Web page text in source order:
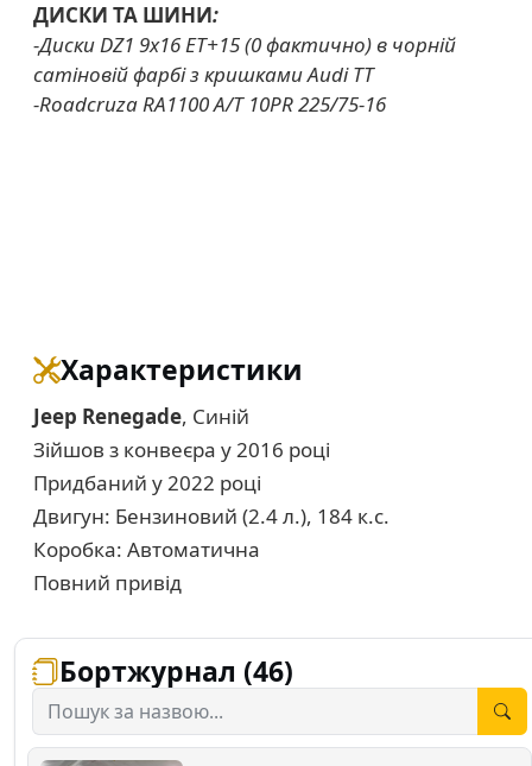
ДИСКИ ТА ШИНИ:
-Диски DZ1 9x16 ET+15 (0 фактично) в чорній
сатіновій фарбі з кришками Audi TT
-Roadcruza RA1100 A/T 10PR 225/75-16
Характеристики
Jeep Renegade, Синій
Зійшов з конвеєра у 2016 році
Придбаний у 2022 році
Двигун: Бензиновий (2.4 л.), 184 к.с.
Коробка: Автоматична
Повний привід
Бортжурнал (46)